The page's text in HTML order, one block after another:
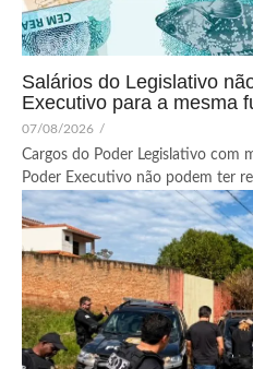
Salários do Legislativo
Executivo para a mesma
07/08/2026 /
Cargos do Poder Legislativo com
Poder Executivo não podem ter